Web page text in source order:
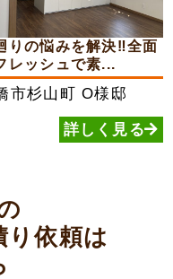
りの悩みを解決‼︎全面
レッシュで素...
市杉山町O様邸
詳しく見る
り依頼は